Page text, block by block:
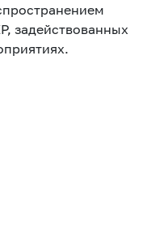
задействованных